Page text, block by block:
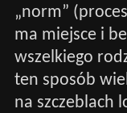
„norm”
ma miejsce i
wszelkiego
ten sposób
na szczeblach